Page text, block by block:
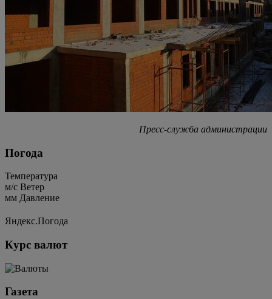
Пресс-служба администрации
Погода
Температура
м/c Ветер
мм Давление
Яндекс.Погода
Курс валют
Газета